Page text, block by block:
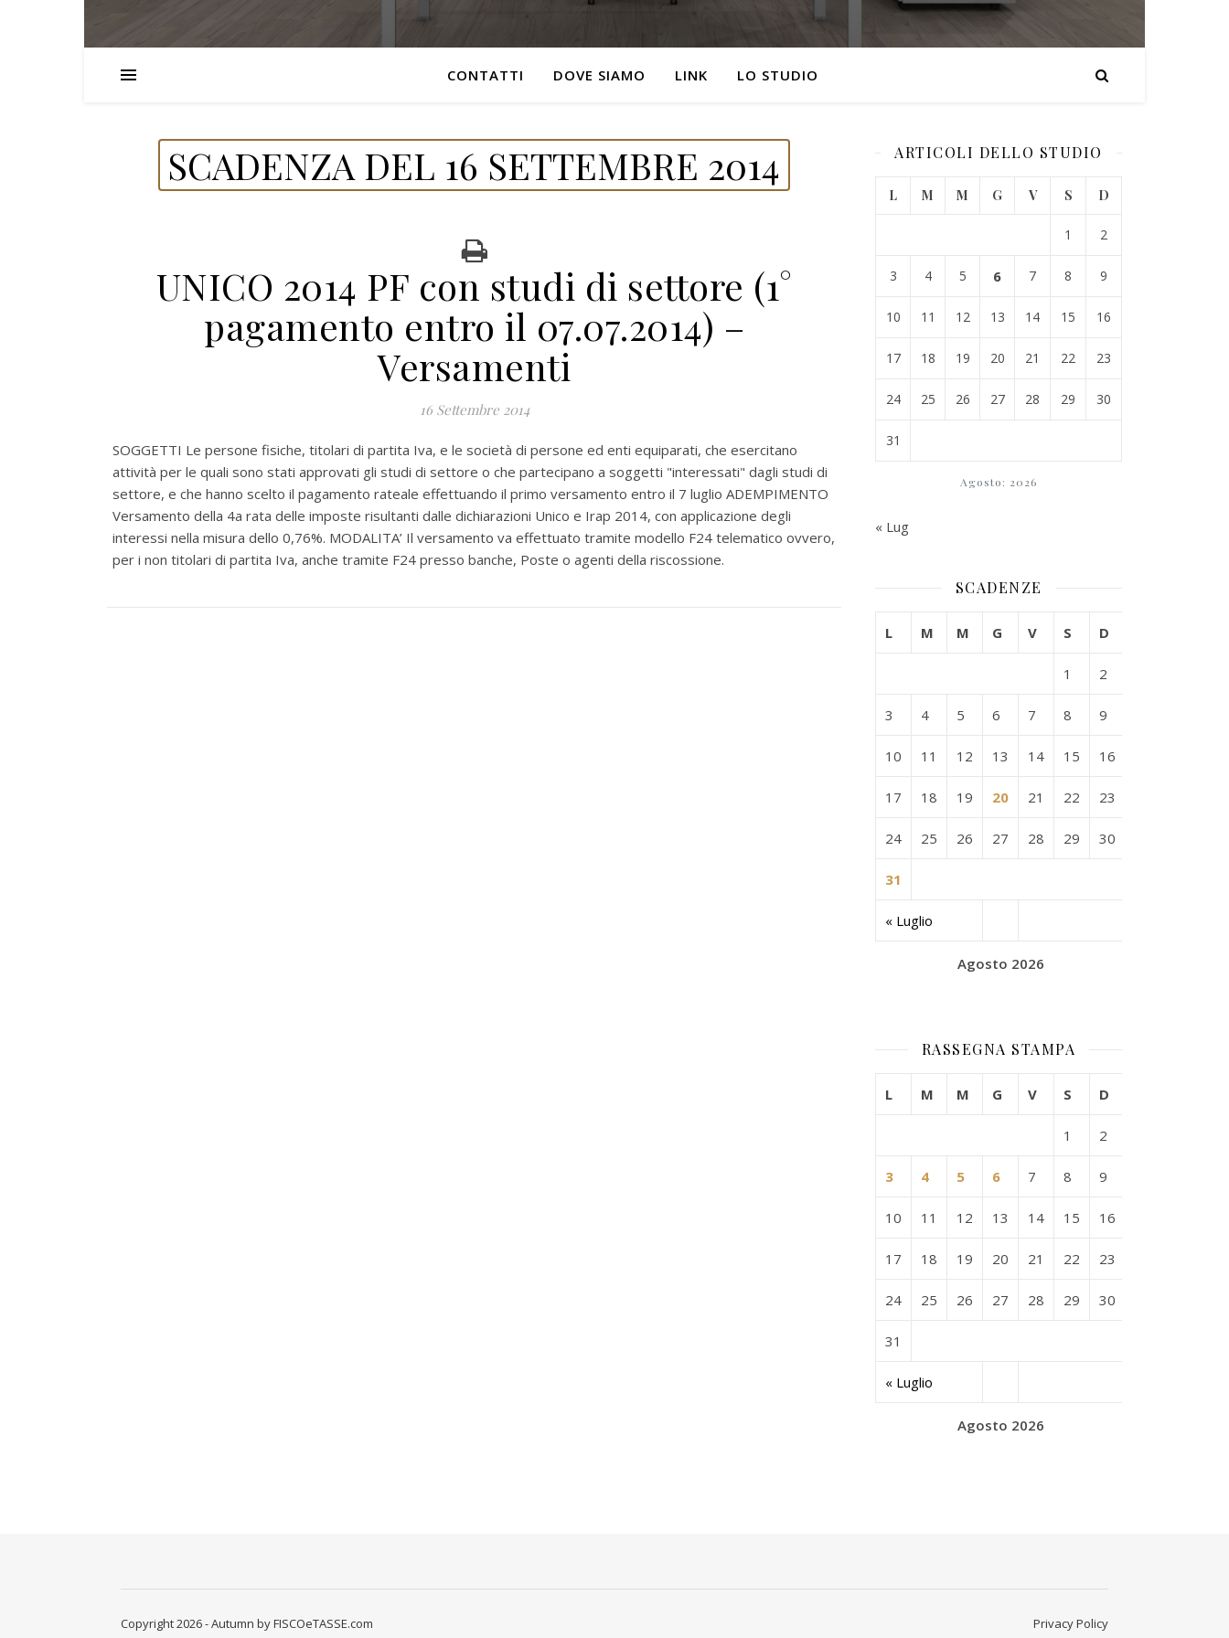
CONTATTI DOVE SIAMO LINK LO STUDIO
SCADENZA DEL 16 SETTEMBRE 2014
UNICO 2014 PF con studi di settore (1°
pagamento entro il 07.07.2014) –
Versamenti
16 Settembre 2014
SOGGETTI Le persone fisiche, titolari di partita Iva, e le società di persone ed enti equiparati, che esercitano
attività per le quali sono stati approvati gli studi di settore o che partecipano a soggetti "interessati" dagli studi di
settore, e che hanno scelto il pagamento rateale effettuando il primo versamento entro il 7 luglio ADEMPIMENTO
Versamento della 4a rata delle imposte risultanti dalle dichiarazioni Unico e Irap 2014, con applicazione degli
interessi nella misura dello 0,76%. MODALITA’ Il versamento va effettuato tramite modello F24 telematico ovvero,
per i non titolari di partita Iva, anche tramite F24 presso banche, Poste o agenti della riscossione.
ARTICOLI DELLO STUDIO
Agosto: 2026
L M M G V S D
1 2
3 4 5 6 7 8 9
10 11 12 13 14 15 16
17 18 19 20 21 22 23
24 25 26 27 28 29 30
31
« Lug
SCADENZE
Agosto 2026
L M M G V S D
« Luglio
1 2
3 4 5 6 7 8 9
10 11 12 13 14 15 16
17 18 19 20 21 22 23
24 25 26 27 28 29 30
31
RASSEGNA STAMPA
Agosto 2026
L M M G V S D
« Luglio
1 2
3 4 5 6 7 8 9
10 11 12 13 14 15 16
17 18 19 20 21 22 23
24 25 26 27 28 29 30
31
Privacy Policy
Copyright 2026 - Autumn by FISCOeTASSE.com